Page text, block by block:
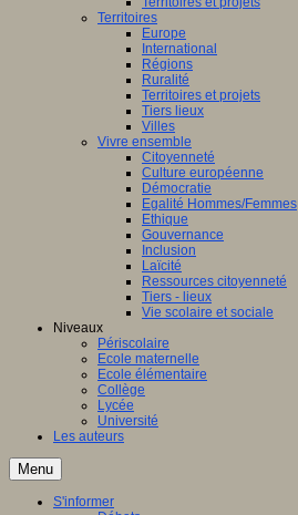
Territoires
Europe
International
Régions
Ruralité
Territoires et projets
Tiers lieux
Villes
Vivre ensemble
Citoyenneté
Culture européenne
Démocratie
Egalité Hommes/Femmes
Ethique
Gouvernance
Inclusion
Laïcité
Ressources citoyenneté
Tiers - lieux
Vie scolaire et sociale
Niveaux
Périscolaire
Ecole maternelle
Ecole élémentaire
Collège
Lycée
Université
Les auteurs
Menu
S'informer